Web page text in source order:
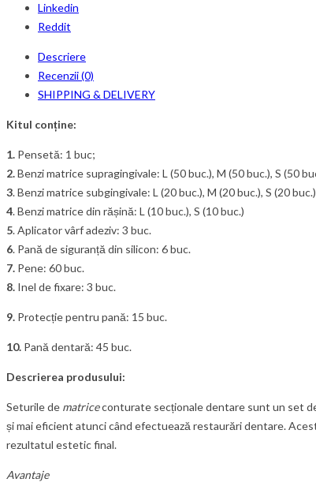
Linkedin
Reddit
Descriere
Recenzii (0)
SHIPPING & DELIVERY
Kitul conține:
1. Pensetă: 1 buc;
2.Benzi matrice supragingivale: L (50 buc.), M (50 buc.), S (50
3. Benzi matrice subgingivale: L (20 buc.), M (20 buc.), S (20 buc.)
4. Benzi matrice din rășină: L (10 buc.), S (10 buc.)
5. Aplicator vârf adeziv: 3 buc.
6. Pană de siguranță din silicon: 6 buc.
7. Pene: 60 buc.
8. Inel de fixare: 3 buc.
9. Protecție pentru pană: 15 buc.
10. Pană dentară: 45 buc.
Descrierea produsului:
Seturile de matriceconturate secționale dentare sunt un set
și mai eficient atunci când efectuează restaurări dentare.
rezultatul estetic final.
Avantaje